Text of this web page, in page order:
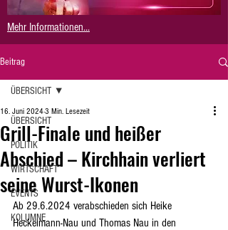
Mehr Informationen...
Beitrag
ÜBERSICHT
POLITIK
WIRTSCHAFT
EVENTS
KOLUMNE
ÜBERSICHT
Grill-Finale und heißer
Abschied – Kirchhain verliert
seine Wurst-Ikonen
16. Juni 2024 3 Min. Lesezeit
Ab 29.6.2024 verabschieden sich Heike
Heckelmann-Nau und Thomas Nau in den